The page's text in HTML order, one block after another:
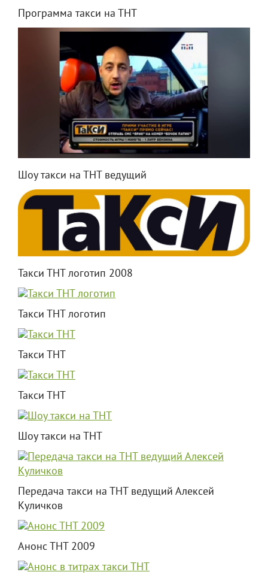
Программа такси на ТНТ
Шоу такси на ТНТ ведущий
Такси ТНТ логотип 2008
Такси ТНТ логотип
Такси ТНТ
Такси ТНТ
Шоу такси на ТНТ
Передача такси на ТНТ ведущий Алексей
Куличков
Анонс ТНТ 2009